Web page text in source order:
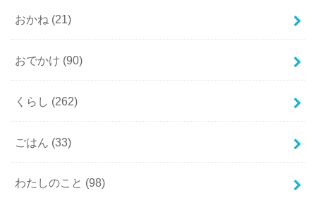
おかね (21)
おでかけ (90)
くらし (262)
ごはん (33)
わたしのこと (98)